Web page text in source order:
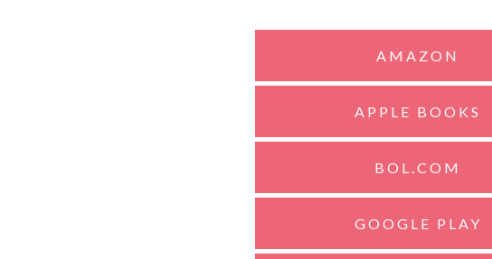
AMAZON
APPLE BOOKS
BOL.COM
GOOGLE PLAY